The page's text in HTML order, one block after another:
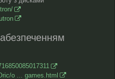
o ... games.html